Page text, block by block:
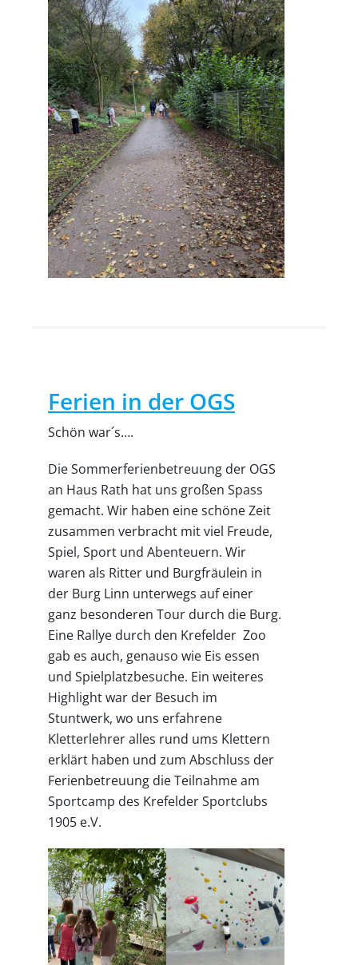
Ferien in der OGS
Schön war´s….
Die Sommerferienbetreuung der OGS
an Haus Rath hat uns großen Spass
gemacht. Wir haben eine schöne Zeit
zusammen verbracht mit viel Freude,
Spiel, Sport und Abenteuern. Wir
waren als Ritter und Burgfräulein in
der Burg Linn unterwegs auf einer
ganz besonderen Tour durch die Burg.
Eine Rallye durch den Krefelder Zoo
gab es auch, genauso wie Eis essen
und Spielplatzbesuche. Ein weiteres
Highlight war der Besuch im
Stuntwerk, wo uns erfahrene
Kletterlehrer alles rund ums Klettern
erklärt haben und zum Abschluss der
Ferienbetreuung die Teilnahme am
Sportcamp des Krefelder Sportclubs
1905 e.V.